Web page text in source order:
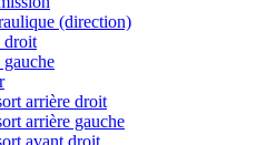
(direction)
droit
gauche
arrière droit
arrière gauche
avant droit